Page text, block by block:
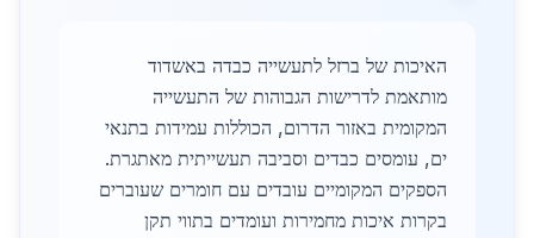
האיכות של ברזל לתעשייה כבדה באשדוד
מותאמת לדרישות הגבוהות של התעשייה
המקומית באזור הדרום, הכוללות עמידות בתנאי
ים, עומסים כבדים וסביבה תעשייתית מאתגרת.
הספקים המקומיים עובדים עם חומרים שעוברים
בקרות איכות מחמירות ועומדים בתווי תקן